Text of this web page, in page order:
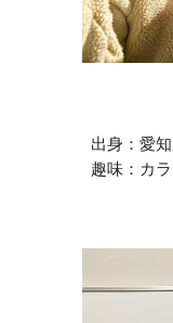
出身：愛知
趣味： カ